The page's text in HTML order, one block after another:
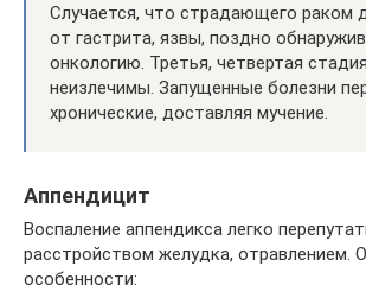
Случается, что страдающего раком
от гастрита, язвы, поздно
онкологию. Третья, четвертая
неизлечимы. Запущенные болезни
хронические, доставляя мучение.
Аппендицит
Воспаление аппендикса легко
расстройством желудка, отравлением.
особенности: